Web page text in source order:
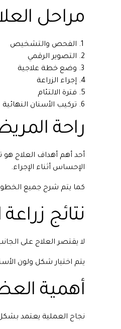
مراحل
الفحص والتشخيص
التصوير الرقمي
وضع خطة علاجية
إجراء الزراعة
فترة الالتئام
تركيب الأسنان النهائية
راحة
أحد أهم أهداف العلاج هو
الإحساس أثناء الإجراء.
كما يتم شرح جميع
نتائج
لا يقتصر العلاج على
يتم اختيار شكل ولون
أهمية
نجاح العملية يعتمد